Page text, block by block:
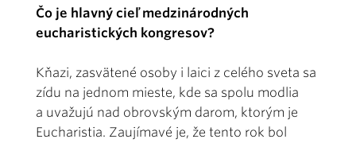
Čo je hlavný cieľ medzinárodných
eucharistických kongresov?
Kňazi, zasvätené osoby i laici z celého sveta sa
zídu na jednom mieste, kde sa spolu modlia
a uvažujú nad obrovským darom, ktorým je
Eucharistia. Zaujímavé je, že tento rok bol